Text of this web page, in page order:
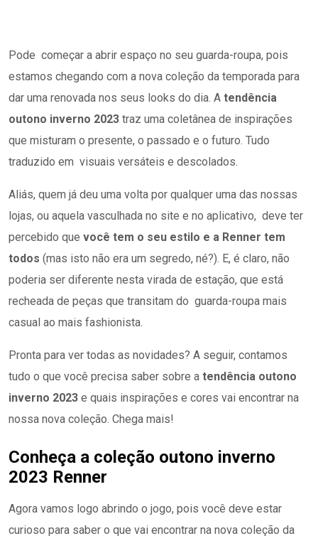
Pode começar a abrir espaço no seu guarda-roupa, pois
estamos chegando com a nova coleção da temporada para
dar uma renovada nos seus looks do dia. A tendência
outono inverno 2023 traz uma coletânea de inspirações
que misturam o presente, o passado e o futuro. Tudo
traduzido em visuais versáteis e descolados.
Aliás, quem já deu uma volta por qualquer uma das nossas
lojas, ou aquela vasculhada no site e no aplicativo, deve ter
percebido que você tem o seu estilo e a Renner tem
todos (mas isto não era um segredo, né?). E, é claro, não
poderia ser diferente nesta virada de estação, que está
recheada de peças que transitam do guarda-roupa mais
casual ao mais fashionista.
Pronta para ver todas as novidades? A seguir, contamos
tudo o que você precisa saber sobre a tendência outono
inverno 2023 e quais inspirações e cores vai encontrar na
nossa nova coleção. Chega mais!
Conheça a coleção outono inverno
2023 Renner
Agora vamos logo abrindo o jogo, pois você deve estar
curioso para saber o que vai encontrar na nova coleção da